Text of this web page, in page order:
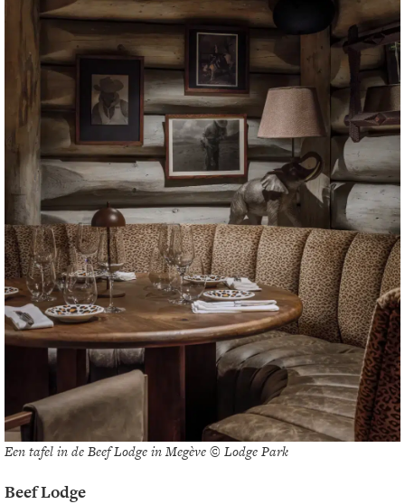
Een tafel in de Beef Lodge in Megève © Lodge Park
Beef Lodge